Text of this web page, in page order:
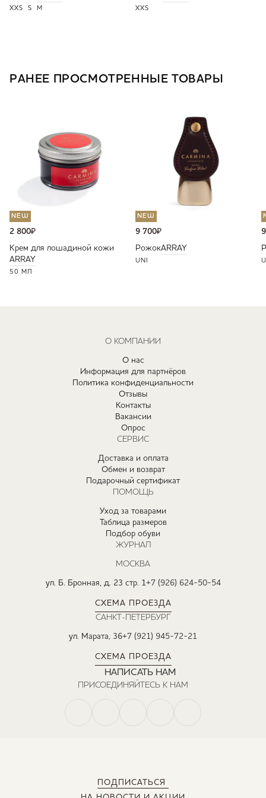
XXS S M XXS
РАНЕЕ ПРОСМОТРЕННЫЕ ТОВАРЫ
NEW
2 800₽
Крем для лошадиной кожи
ARRAY
50 МЛ
NEW
9 700₽
РожокARRAY
UNI
ПОДПИСАТЬСЯ
О КОМПАНИИ
О нас
Информация для партнёров
Политика конфиденциальности
Отзывы
Контакты
Вакансии
Опрос
СЕРВИС
Доставка и оплата
Обмен и возврат
Подарочный сертификат
ПОМОЩЬ
Уход за товарами
Таблица размеров
Подбор обуви
ЖУРНАЛ
МОСКВА
ул. Б. Бронная, д. 23 стр. 1+7 (926) 624-50-54
СХЕМА ПРОЕЗДА
САНКТ-ПЕТЕРБУРГ
ул. Марата, 36+7 (921) 945-72-21
СХЕМА ПРОЕЗДА
НАПИСАТЬ НАМ
ПРИСОЕДИНЯЙТЕСЬ К НАМ